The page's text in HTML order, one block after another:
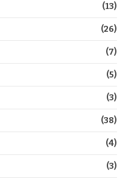
(13)
(26)
(7)
(5)
(3)
(38)
(4)
(3)